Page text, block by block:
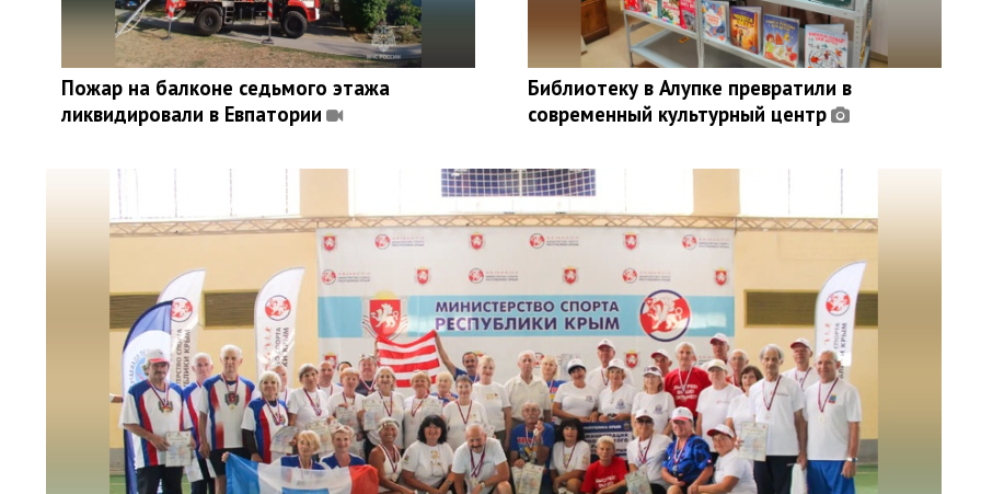
Пожар на балконе седьмого этажа
ликвидировали в Евпатории
Библиотеку в Алупке превратили в
современный культурный центр